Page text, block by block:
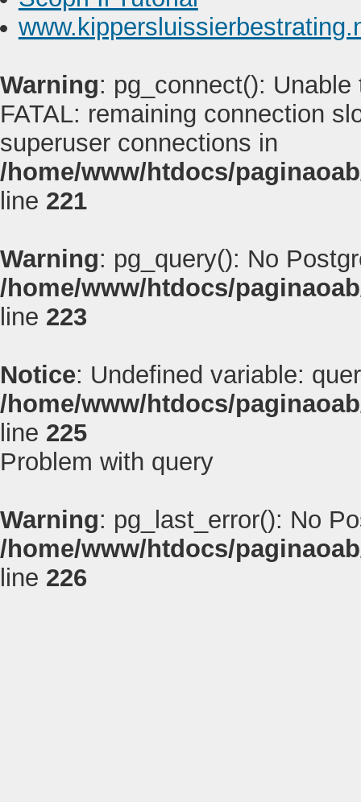
Warning: pg_connect():
FATAL: remaining connection
superuser connections in
/home/www/htdocs/
line 221
Warning: pg_query(): No
/home/www/htdocs/
line 223
Notice: Undefined variable:
/home/www/htdocs/
line 225
Problem with query
Warning: pg_last_error(): No
/home/www/htdocs/
line 226